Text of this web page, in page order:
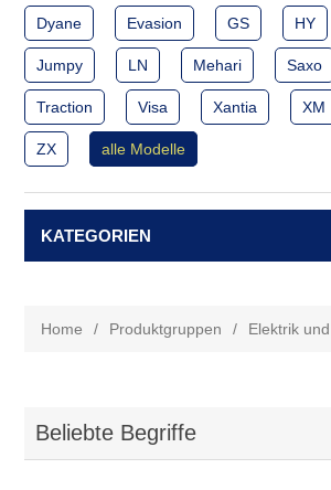
Dyane Evasion GS HY
Jumpy LN Mehari Saxo
Traction Visa Xantia XM
ZX alle Modelle
KATEGORIEN
Home / Produktgruppen / Elektrik
Beliebte Begriffe